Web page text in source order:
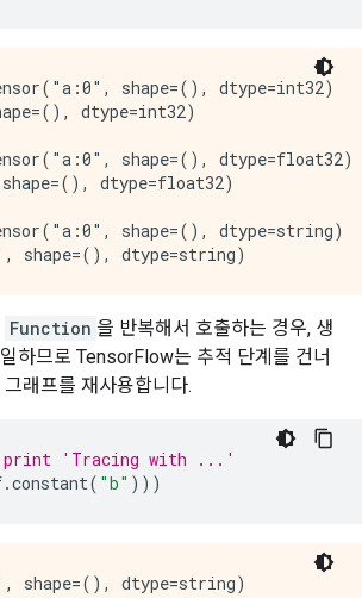
shape=(), dtype=int32)
dtype=int32)
shape=(), dtype=float32)
dtype=float32)
shape=(), dtype=string)
Function 을 반복해서 호출하는 경우, 생
하므로 TensorFlow는 추적 단계를 건너
래프를 재사용합니다.
print 'Tracing with ...'
.constant( "b" )))